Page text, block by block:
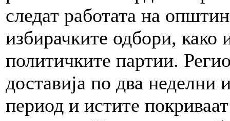
следат работата на
избирачките одбори, како
политичките партии.
доставија по два
период и истите